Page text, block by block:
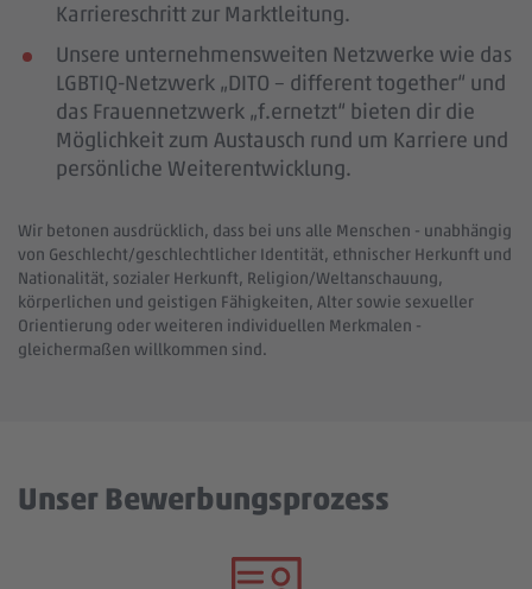
Karriereschritt zur Marktleitung.
Unsere unternehmensweiten Netzwerke wie das
LGBTIQ-Netzwerk „DITO – different together“ und
das Frauennetzwerk „f.ernetzt“ bieten dir die
Möglichkeit zum Austausch rund um Karriere und
persönliche Weiterentwicklung.
Wir betonen ausdrücklich, dass bei uns alle Menschen - unabhängig
von Geschlecht/geschlechtlicher Identität, ethnischer Herkunft und
Nationalität, sozialer Herkunft, Religion/Weltanschauung,
körperlichen und geistigen Fähigkeiten, Alter sowie sexueller
Orientierung oder weiteren individuellen Merkmalen -
gleichermaßen willkommen sind.
Unser Bewerbungsprozess